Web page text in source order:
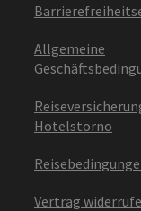
Allgemeine
Hotelstorno
Vertrag